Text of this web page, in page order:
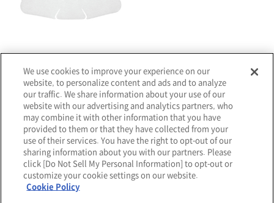
マスクイユーレジェネランS[医薬部外品]
¥17,600
1
We use cookies to improve your experience on our
website, to personalize content and ads and to analyze
our traffic. We share information about your use of our
website with our advertising and analytics partners, who
may combine it with other information that you have
provided to them or that they have collected from your
use of their services. You have the right to opt-out of our
sharing information about you with our partners. Please
click [Do Not Sell My Personal Information] to opt-out or
customize your cookie settings on our website.
Cookie Policy